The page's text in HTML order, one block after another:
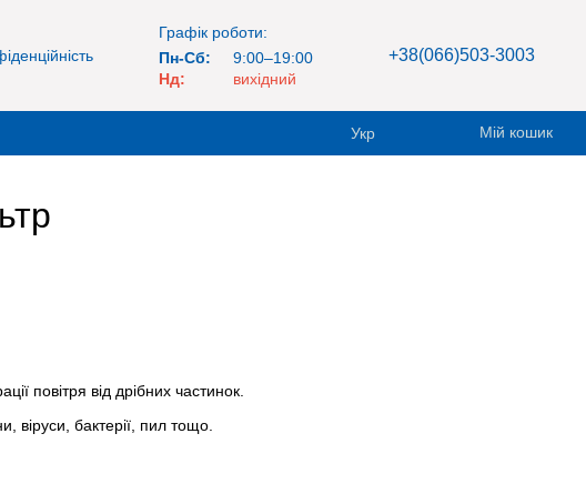
Графік роботи:
Пн-Сб:
9:00–19:00
Нд:
вихідний
+38(066)503-3003
Укр Мій кошик
повітря від дрібних частинок.
віруси, бактерії, пил тощо.